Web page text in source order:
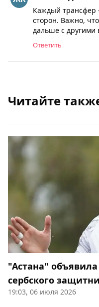
Каждый трансфер
сторон. Важно,
дальше с другими
Ответить
Читайте
"Астана"
сербского
19:03, 06 июля 2026